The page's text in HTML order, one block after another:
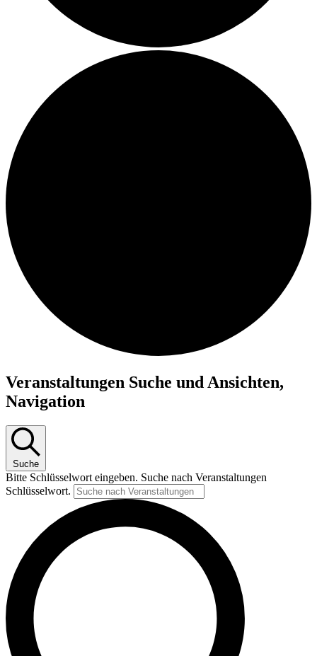
Veranstaltungen Suche und Ansichten,
Navigation
Suche
Bitte Schlüsselwort eingeben. Suche nach Veranstaltungen
Schlüsselwort.